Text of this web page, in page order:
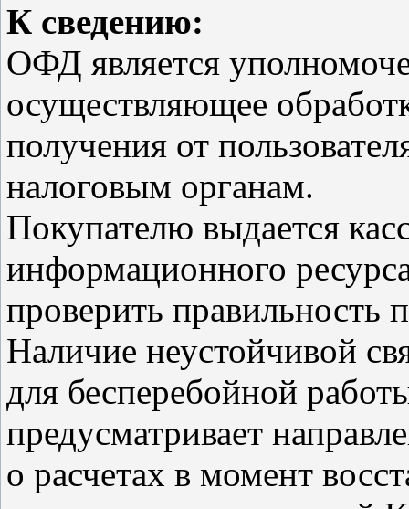
К сведению:
ОФД является
осуществляющее
получения от
налоговым органам.
Покупателю выдается
информационного
проверить правильность
Наличие неустойчивой
для бесперебойной
предусматривает
о расчетах в момент